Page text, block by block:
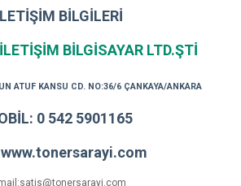
BİLGİLERİ
BİLGİSAYAR LTD.ŞTİ
ATUF KANSU CD. NO:36/6 ÇANKAYA/ANKARA
0 542 5901165